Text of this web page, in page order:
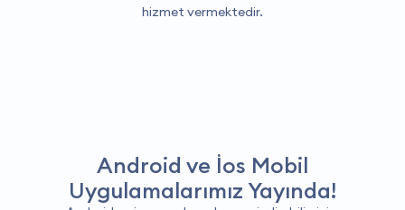
hizmet vermektedir.
Android ve İos Mobil
Uygulamalarımız Yayında!